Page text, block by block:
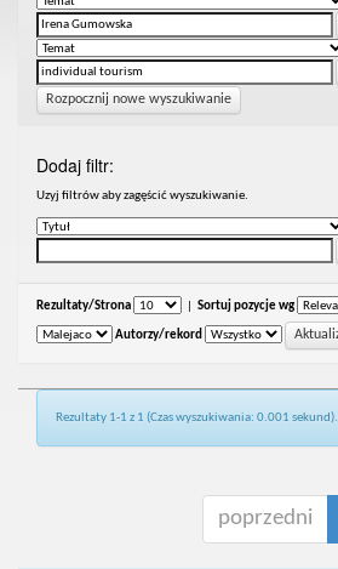
Rozpocznij nowe wyszukiwanie
Dodaj filtr:
Uzyj filtrów aby zagęścić wyszukiwanie.
Rezultaty/Strona Sortuj pozycje wg
Autorzy/rekord
Rezultaty 1-1 z 1 (Czas wyszukiwania: 0.001 sekund).
poprzedni